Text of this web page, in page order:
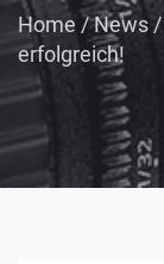
Home /News/
erfolgreich!